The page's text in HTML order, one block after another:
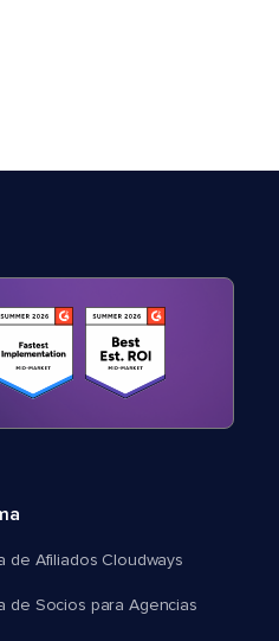
de Afiliados Cloudways
de Socios para Agencias